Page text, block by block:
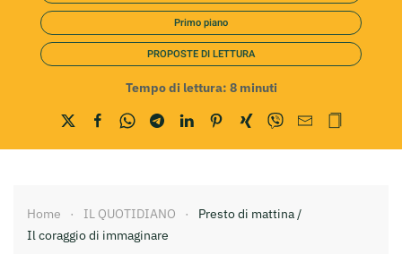
Primo piano
PROPOSTE DI LETTURA
Tempo di lettura: 8 minuti
Home IL QUOTIDIANO
Presto di mattina /
Il coraggio di immaginare